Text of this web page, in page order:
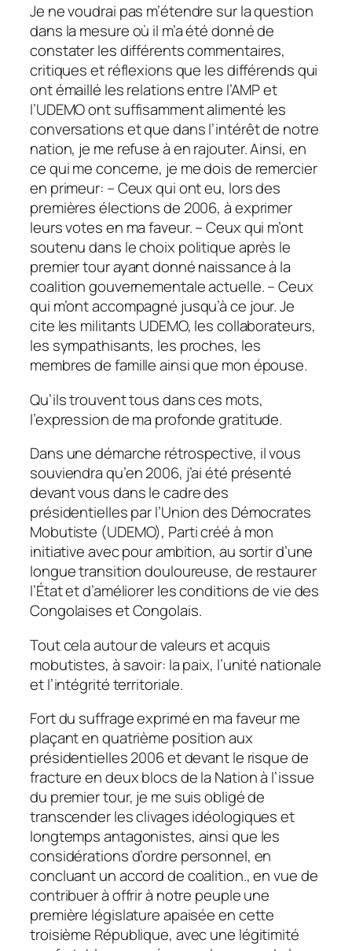
Je ne voudrai pas m’étendre sur la question
dans la mesure où il m’a été donné de
constater les différents commentaires,
critiques et réflexions que les différends qui
ont émaillé les relations entre l’AMP et
l’UDEMO ont suffisamment alimenté les
conversations et que dans l’intérêt de notre
nation, je me refuse à en rajouter. Ainsi, en
ce qui me concerne, je me dois de remercier
en primeur: – Ceux qui ont eu, lors des
premières élections de 2006, à exprimer
leurs votes en ma faveur. – Ceux qui m’ont
soutenu dans le choix politique après le
premier tour ayant donné naissance à la
coalition gouvernementale actuelle. – Ceux
qui m’ont accompagné jusqu’à ce jour. Je
cite les militants UDEMO, les collaborateurs,
les sympathisants, les proches, les
membres de famille ainsi que mon épouse.
Qu’ils trouvent tous dans ces mots,
l’expression de ma profonde gratitude.
Dans une démarche rétrospective, il vous
souviendra qu’en 2006, j’ai été présenté
devant vous dans le cadre des
présidentielles par l’Union des Démocrates
Mobutiste (UDEMO), Parti créé à mon
initiative avec pour ambition, au sortir d’une
longue transition douloureuse, de restaurer
l’État et d’améliorer les conditions de vie des
Congolaises et Congolais.
Tout cela autour de valeurs et acquis
mobutistes, à savoir: la paix, l’unité nationale
et l’intégrité territoriale.
Fort du suffrage exprimé en ma faveur me
plaçant en quatrième position aux
présidentielles 2006 et devant le risque de
fracture en deux blocs de la Nation à l’issue
du premier tour, je me suis obligé de
transcender les clivages idéologiques et
longtemps antagonistes, ainsi que les
considérations d’ordre personnel, en
concluant un accord de coalition., en vue de
contribuer à offrir à notre peuple une
première législature apaisée en cette
troisième République, avec une légitimité